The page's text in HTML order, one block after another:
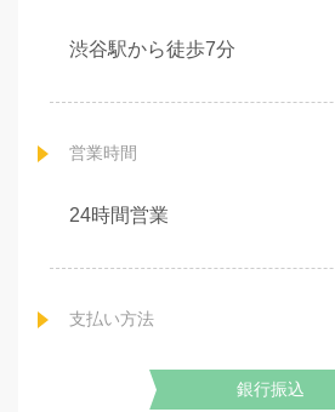
渋谷駅から徒歩7分
営業時間
24時間営業
支払い方法
銀行振込